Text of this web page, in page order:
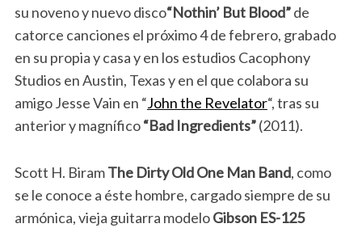
su noveno y nuevo disco“Nothin’ But Blood”de
catorce canciones el próximo 4 de febrero, grabado
en su propia y casa y en los estudios Cacophony
Studios en Austin, Texas y en el que colabora su
amigo Jesse Vain en “John the Revelator“, tras su
anterior y magnífico“Bad Ingredients”(2011).
Scott H. BiramThe Dirty Old One Man Band, como
se le conoce a éste hombre, cargado siempre de su
armónica, vieja guitarra modeloGibson ES-125